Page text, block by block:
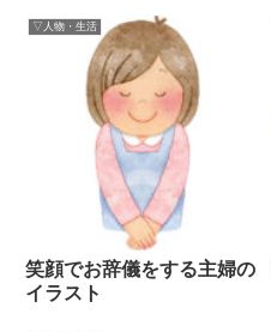
▽人物・生活
笑顔でお辞儀をする主婦の
イラスト